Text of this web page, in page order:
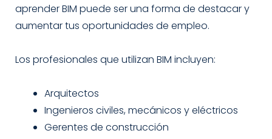
aprender BIM puede ser una forma de destacar y
aumentar tus oportunidades de empleo.
Los profesionales que utilizan BIM incluyen:
Arquitectos
Ingenieros civiles, mecánicos y eléctricos
Gerentes de construcción